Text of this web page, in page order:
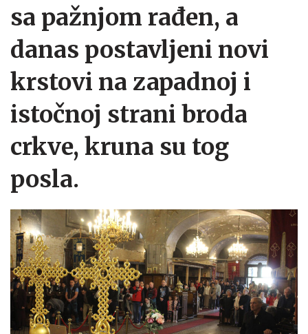
sa pažnjom rađen, a
danas postavljeni novi
krstovi na zapadnoj i
istočnoj strani broda
crkve, kruna su tog
posla.